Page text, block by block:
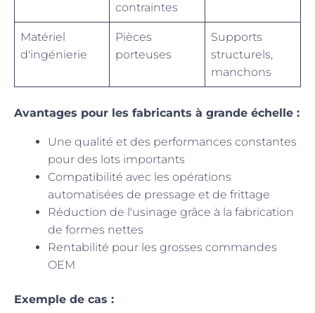
contraintes
Matériel
d'ingénierie
Pièces
porteuses
Supports
structurels,
manchons
Avantages pour les fabricants à grande échelle :
Une qualité et des performances constantes
pour des lots importants
Compatibilité avec les opérations
automatisées de pressage et de frittage
Réduction de l'usinage grâce à la fabrication
de formes nettes
Rentabilité pour les grosses commandes
OEM
Exemple de cas :